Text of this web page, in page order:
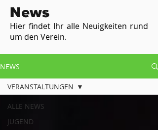
News
Hier findet Ihr alle Neuigkeiten rund
um den Verein.
NEWS
ALLE NEWS
JUGEND
VERANSTALTUNGEN